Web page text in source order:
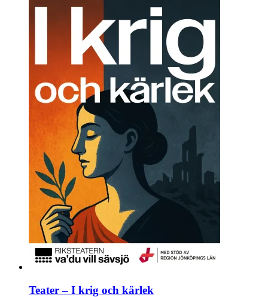
Teater – I krig och kärlek